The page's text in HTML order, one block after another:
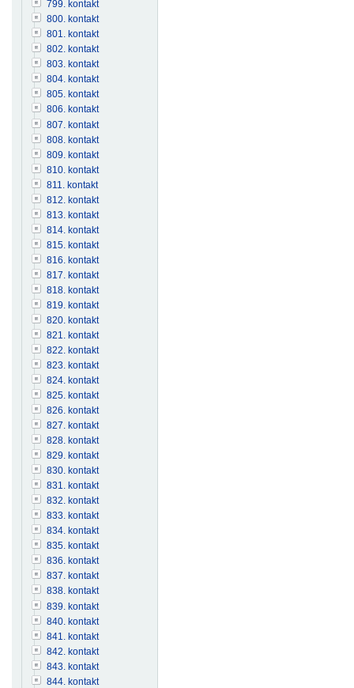
799. kontakt
800. kontakt
801. kontakt
802. kontakt
803. kontakt
804. kontakt
805. kontakt
806. kontakt
807. kontakt
808. kontakt
809. kontakt
810. kontakt
811. kontakt
812. kontakt
813. kontakt
814. kontakt
815. kontakt
816. kontakt
817. kontakt
818. kontakt
819. kontakt
820. kontakt
821. kontakt
822. kontakt
823. kontakt
824. kontakt
825. kontakt
826. kontakt
827. kontakt
828. kontakt
829. kontakt
830. kontakt
831. kontakt
832. kontakt
833. kontakt
834. kontakt
835. kontakt
836. kontakt
837. kontakt
838. kontakt
839. kontakt
840. kontakt
841. kontakt
842. kontakt
843. kontakt
844. kontakt